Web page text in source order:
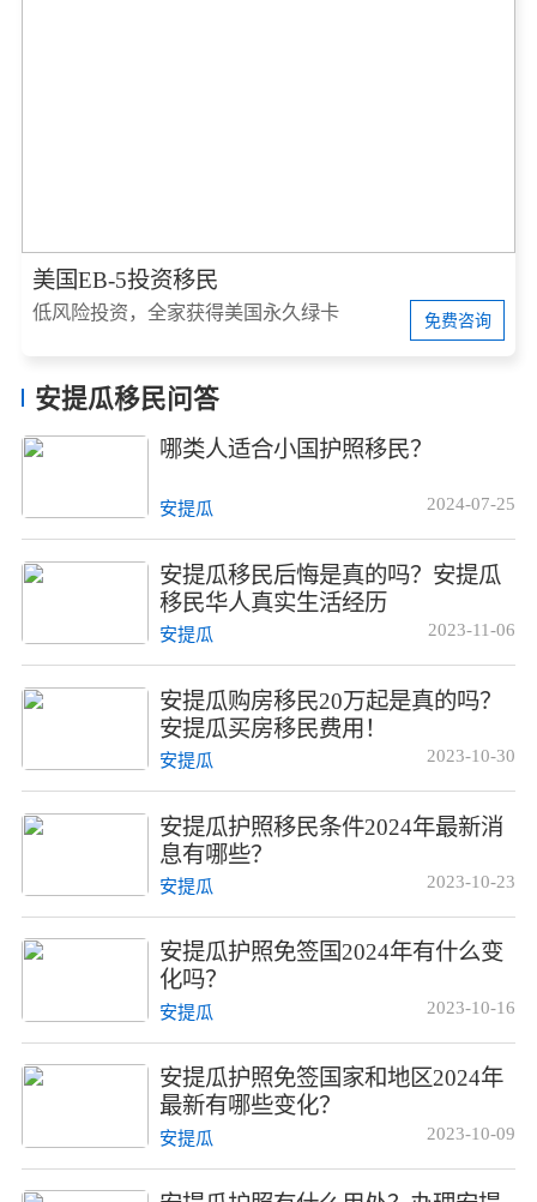
美国EB-5投资移民
低风险投资，全家获得美国永久绿卡 免费咨询
安提瓜移民问答
哪类人适合小国护照移民？
2024-07-25
安提瓜
安提瓜移民后悔是真的吗？安提瓜
移民华人真实生活经历
2023-11-06
安提瓜
安提瓜购房移民20万起是真的吗？
安提瓜买房移民费用！
2023-10-30
安提瓜
安提瓜护照移民条件2024年最新消
息有哪些？
2023-10-23
安提瓜
安提瓜护照免签国2024年有什么变
化吗？
2023-10-16
安提瓜
安提瓜护照免签国家和地区2024年
最新有哪些变化？
2023-10-09
安提瓜